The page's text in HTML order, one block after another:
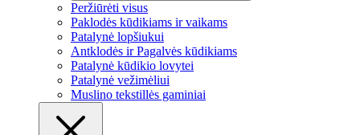
Peržiūrėti visus
Paklodės kūdikiams ir vaikams
Patalynė lopšiukui
Antklodės ir Pagalvės kūdikiams
Patalynė kūdikio lovytei
Patalynė vežimėliui
Muslino tekstillės gaminiai